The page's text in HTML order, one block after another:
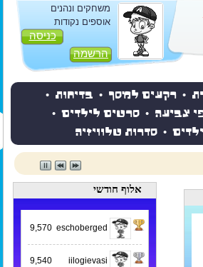
משחקים ונהנים
אוספים נקודות
כניסה
הרשמה
• רקעים למסך • בדיחות •
צביעה • סרטים לילדים •
• סדרות טלוויזיה
אלוף חודשי
9,570
9,540